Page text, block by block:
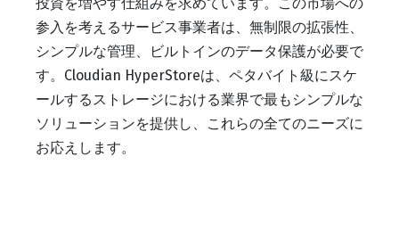
参入を考えるサービス事業者は、無制限の拡張性、
シンプルな管理、ビルトインのデータ保護が必要で
す。Cloudian HyperStoreは、ペタバイト級にスケ
ールするストレージにおける業界で最もシンプルな
ソリューションを提供し、これらの全てのニーズに
お応えします。